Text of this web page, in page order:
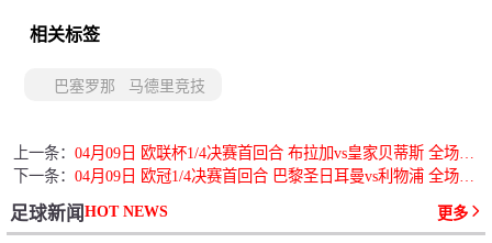
相关标签
巴塞罗那 马德里竞技
上一条：
04月09日 欧联杯1/4决赛首回合 布拉加vs皇家贝蒂斯 全场录像回放
下一条：
04月09日 欧冠1/4决赛首回合 巴黎圣日耳曼vs利物浦 全场录像回放
足球新闻HOT NEWS 更多